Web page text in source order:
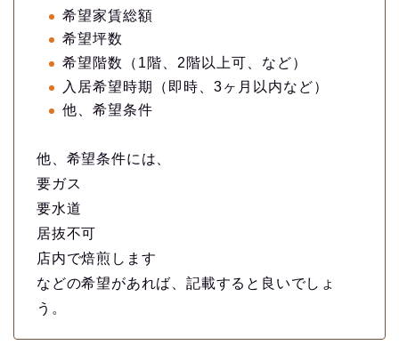
希望家賃総額
希望坪数
希望階数（1階、2階以上可、など）
入居希望時期（即時、3ヶ月以内など）
他、希望条件
他、希望条件には、
要ガス
要水道
居抜不可
店内で焙煎します
などの希望があれば、記載すると良いでしょ
う。